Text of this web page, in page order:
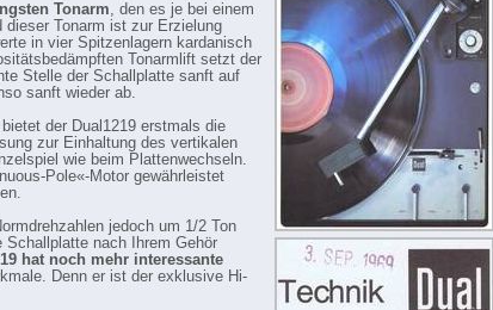
Tonarm, den es je bei einem
Tonarm ist zur Erzielung
in vier Spitzenlagern kardanisch
Tonarmlift setzt der
Stelle der Schallplatte sanft auf
sanft wieder ab.
der Dual1219 erstmals die
zur Einhaltung des vertikalen
wie beim Plattenwechseln.
Pole«-Motor gewährleistet
jedoch um 1/2 Ton
Schallplatte nach Ihrem Gehör
hat noch mehr interessante
Denn er ist der exklusive Hi-